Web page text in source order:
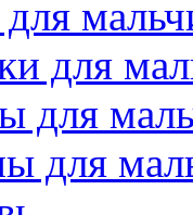
для
для
для